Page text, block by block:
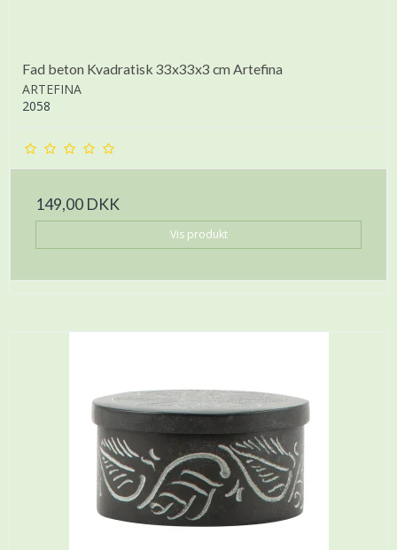
Fad beton Kvadratisk 33x33x3 cm Artefina
ARTEFINA
2058
149,00 DKK
Vis produkt